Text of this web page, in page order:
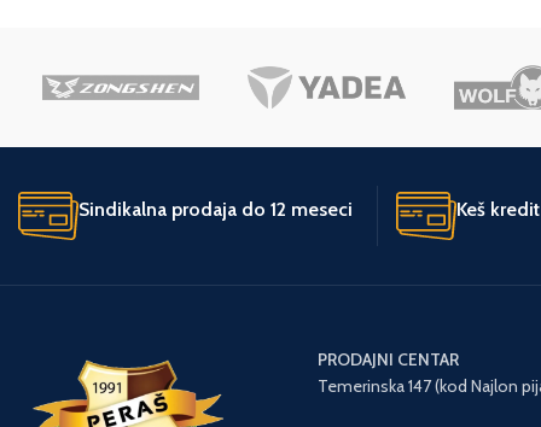
DODACI Elektro start ,Sa korpom,
Samohodna
POGON
DODACI
ZEMLJA
Sindikalna prodaja do 12 meseci Keš
PRODAJNI CENTAR
Temerinska 147 (kod Najlon